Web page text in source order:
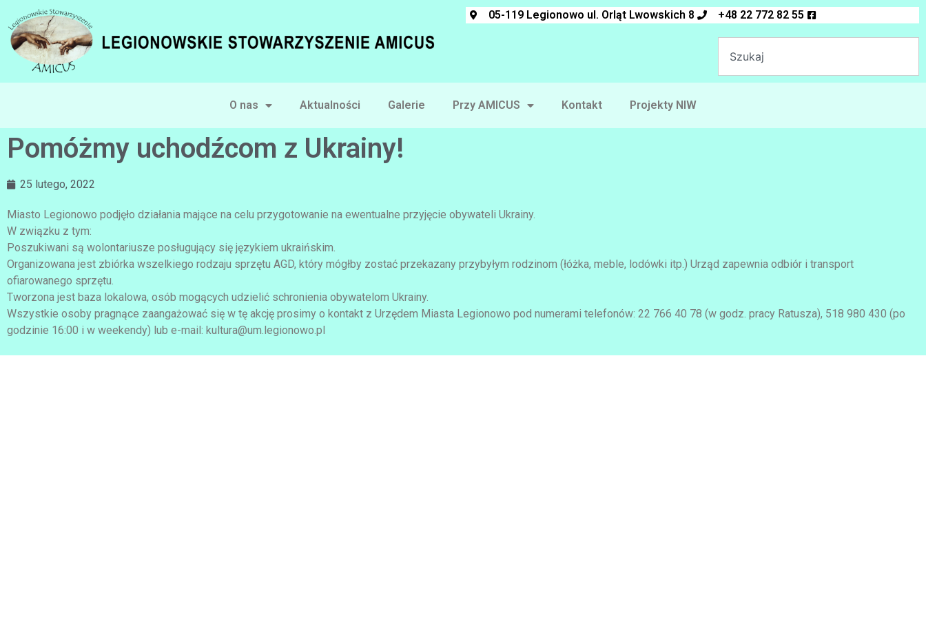
05-119 Legionowo ul. Orląt Lwowskich 8 +48 22 772 82 55
O nas Aktualności Galerie Przy AMICUS Kontakt Projekty NIW
Pomóżmy uchodźcom z Ukrainy!
25 lutego, 2022
Miasto Legionowo podjęło działania mające na celu przygotowanie na ewentualne przyjęcie obywateli Ukrainy.
W związku z tym:
Poszukiwani są wolontariusze posługujący się językiem ukraińskim.
Organizowana jest zbiórka wszelkiego rodzaju sprzętu AGD, który mógłby zostać przekazany przybyłym rodzinom (łóżka, meble, lodówki itp.) Urząd zapewnia odbiór i transport
ofiarowanego sprzętu.
Tworzona jest baza lokalowa, osób mogących udzielić schronienia obywatelom Ukrainy.
Wszystkie osoby pragnące zaangażować się w tę akcję prosimy o kontakt z Urzędem Miasta Legionowo pod numerami telefonów: 22 766 40 78 (w godz. pracy Ratusza), 518 980 430 (po
godzinie 16:00 i w weekendy) lub e-mail: kultura@um.legionowo.pl